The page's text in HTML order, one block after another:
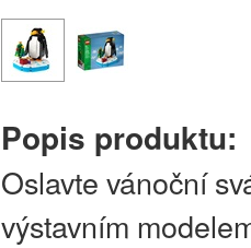
Popis produktu:
Oslavte vánoční
výstavním